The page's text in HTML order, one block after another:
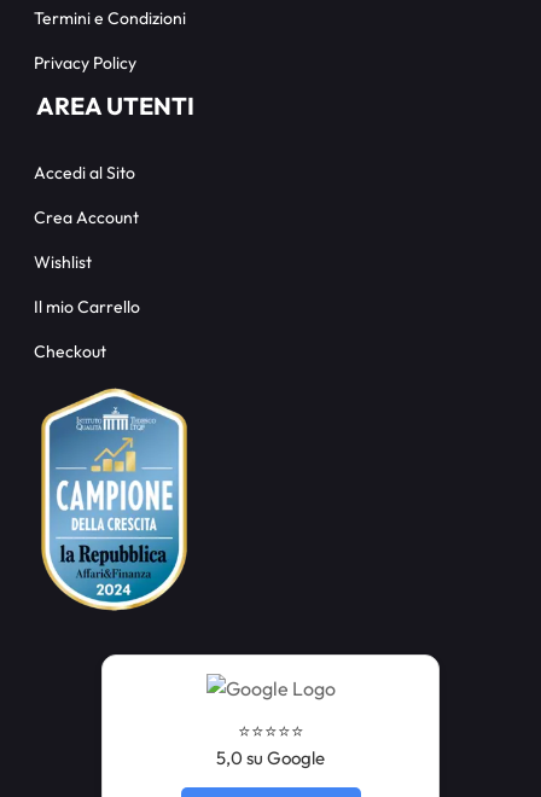
Termini e Condizioni
Privacy Policy
AREA UTENTI
Accedi al Sito
Crea Account
Wishlist
Il mio Carrello
Checkout
⭐️⭐️⭐️⭐️⭐️
5,0 su Google